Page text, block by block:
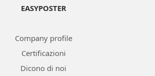
EASYPOSTER
Company profile
Certificazioni
Dicono di noi